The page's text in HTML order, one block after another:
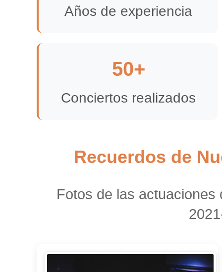
Años de experiencia
50+
Conciertos realizados
Recuerdos de
Fotos de las